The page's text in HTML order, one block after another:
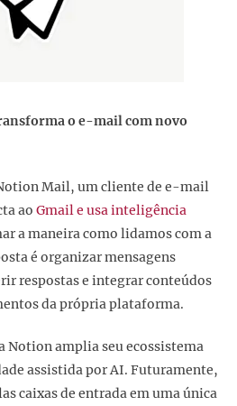
o e-mail com novo
Mail, um cliente de e-mail
ao Gmail e usa inteligência
a maneira como lidamos com a
é organizar mensagens
respostas e integrar conteúdos
da própria plataforma.
Notion amplia seu ecossistema
assistida por AI. Futuramente,
caixas de entrada em uma única